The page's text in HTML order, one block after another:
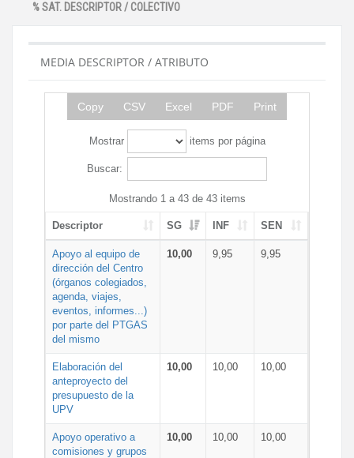
% SAT. DESCRIPTOR / COLECTIVO
MEDIA DESCRIPTOR / ATRIBUTO
Copy CSV Excel PDF Print
Mostrar items por página
Buscar:
Mostrando 1 a 43 de 43 items
Descriptor SG INF SEN
Apoyo al equipo de
dirección del Centro
(órganos colegiados,
agenda, viajes,
eventos, informes...)
por parte del PTGAS
del mismo
10,00 9,95 9,95
Elaboración del
anteproyecto del
presupuesto de la
UPV
10,00 10,00 10,00
Apoyo operativo a
comisiones y grupos
10,00 10,00 10,00